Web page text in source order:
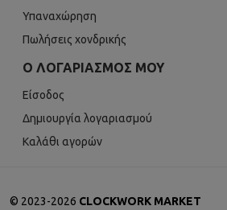
Υπαναχώρηση
Πωλήσεις χονδρικής
Ο ΛΟΓΑΡΙΑΣΜΌΣ ΜΟΥ
Είσοδος
Δημιουργία λογαριασμού
Καλάθι αγορών
© 2023-2026 CLOCKWORK MARKET